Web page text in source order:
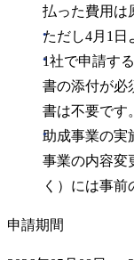
払った費用は
ただし4月1日
1社で申請す
書の添付が必
書は不要です。
助成事業の実
事業の内容変
く）には事前
申請期間